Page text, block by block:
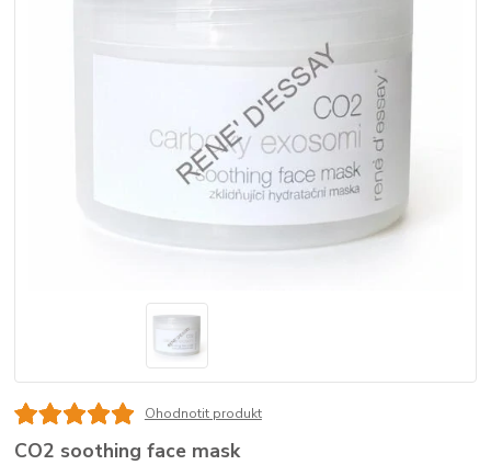
Ohodnotit produkt
CO2 soothing face mask